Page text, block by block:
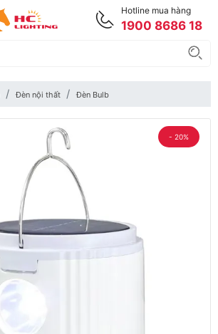
Hotline mua hàng
1900 8686 18
Đèn nội thất Đèn Bulb
- 20%